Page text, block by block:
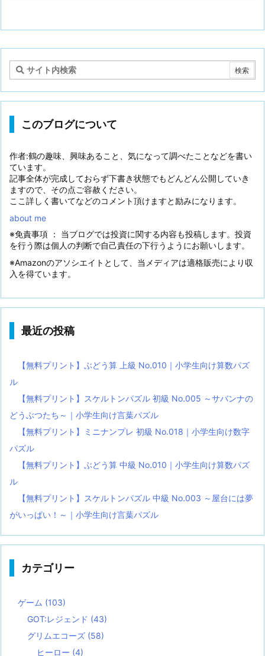
このブログについて
作者:鶴の趣味、興味あること、気になって調べたことなどを書い
ています。
記事全体が完成しておらず下書き状態でもどんどん公開していき
ますので、その点ご容赦ください。
ここ詳しく書いてなどのコメント頂けますと励みになります。
about me
※免責事項 ： 当ブログでは投資に関する内容も投稿します。投資
を行う際は個人の判断で自己責任の下行うようにお願いします。
※Amazonのアソシエイトとして、当メディアは適格販売により収
入を得ています。
最近の投稿
【無料プリント】ぶどう算 上級 No.010｜小学生向け算数パズ
ル
【無料プリント】スケルトンパズル 初級 No.005 ～サバンナの
どうぶつたち～｜小学生向け言葉パズル
【無料プリント】ミニナンプレ 初級 No.018｜小学生向け数字
パズル
【無料プリント】ぶどう算 中級 No.010｜小学生向け算数パズ
ル
【無料プリント】スケルトンパズル 中級 No.003 ～屋台には夢
がいっぱい！～｜小学生向け言葉パズル
カテゴリー
ゲーム (103)
GOT:レジェンド (43)
グリムエコーズ (58)
ヒーロー (4)